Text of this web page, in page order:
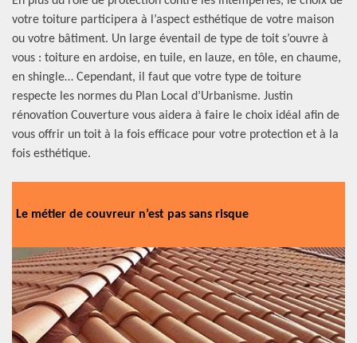
votre toiture participera à l’aspect esthétique de votre maison
ou votre bâtiment. Un large éventail de type de toit s’ouvre à
vous : toiture en ardoise, en tuile, en lauze, en tôle, en chaume,
en shingle… Cependant, il faut que votre type de toiture
respecte les normes du Plan Local d’Urbanisme. Justin
rénovation Couverture vous aidera à faire le choix idéal afin de
vous offrir un toit à la fois efficace pour votre protection et à la
fois esthétique.
Le métier de couvreur n’est pas sans risque